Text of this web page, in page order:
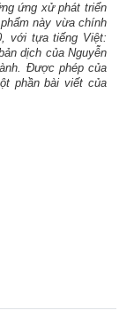
ứng xử phát triển
này vừa chính
với tựa tiếng Việt:
dịch của Nguyễn
Được phép của
phần bài viết của